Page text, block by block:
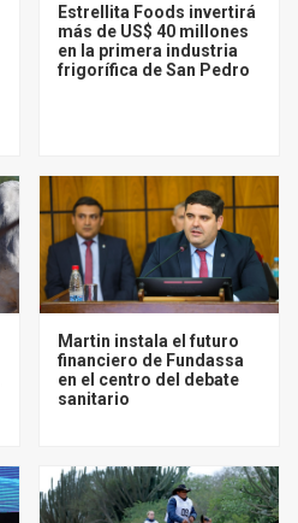
Estrellita Foods invertirá
más de US$ 40 millones
en la primera industria
frigorífica de San Pedro
Martin instala el futuro
financiero de Fundassa
en el centro del debate
sanitario